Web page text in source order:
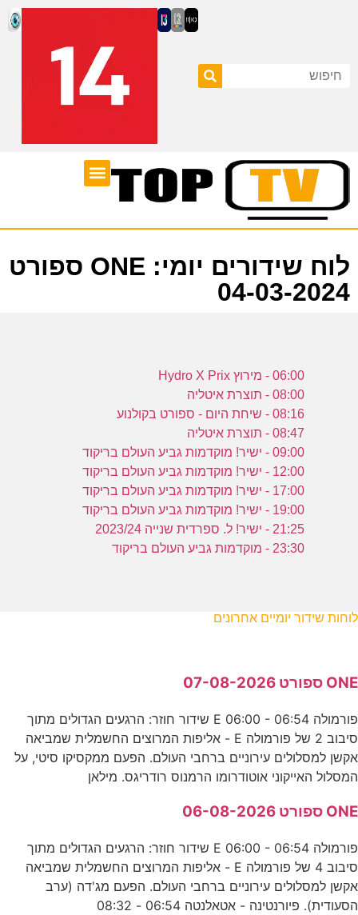
לוח שידורים יומי: ONE ספורט
04-03-2024
06:00 - מירוץ Hydro X Prix
08:00 - תוצרת איטליה
08:16 - שיחת היום - ספורט בקולנוע
08:47 - תוצרת איטליה
09:00 - ישיר! מוקדמות גביע העולם בריקוד
12:00 - ישיר! מוקדמות גביע העולם בריקוד
17:00 - ישיר! מוקדמות גביע העולם בריקוד
19:00 - ישיר! מוקדמות גביע העולם בריקוד
21:25 - ישיר! ל. ספרדית שנייה 2023/24
23:30 - מוקדמות גביע העולם בריקוד
לוחות שידור יומיים אחרונים
ONE ספורט 07-08-2026
פורמולה E 06:00 - 06:54 שידור חוזר: הרגעים הגדולים מתוך
סיבוב 2 של פורמולה E - אליפות המרוצים החשמלית שמביאה
אקשן למסלולים עירוניים ברחבי העולם. הפעם ממקסיקו סיטי, על
המסלול האייקוני אוטודרומו הרמנוס רודריגס. מילאן
ONE ספורט 06-08-2026
פורמולה E 06:00 - 06:54 שידור חוזר: הרגעים הגדולים מתוך
סיבוב 4 של פורמולה E - אליפות המרוצים החשמלית שמביאה
אקשן למסלולים עירוניים ברחבי העולם. הפעם מג'דה (ערב
הסעודית). פיורנטינה - אטאלנטה 06:54 - 08:32